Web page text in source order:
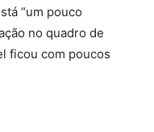
“um pouco
no quadro de
ficou com poucos